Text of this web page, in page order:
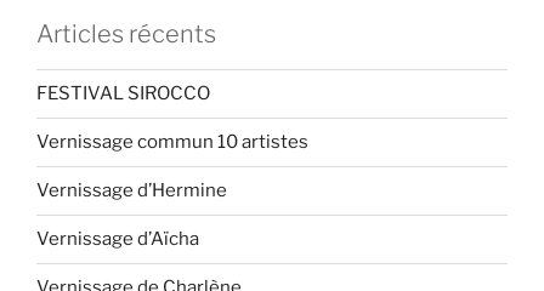
Articles récents
FESTIVAL SIROCCO
Vernissage commun 10 artistes
Vernissage d’Hermine
Vernissage d’Aïcha